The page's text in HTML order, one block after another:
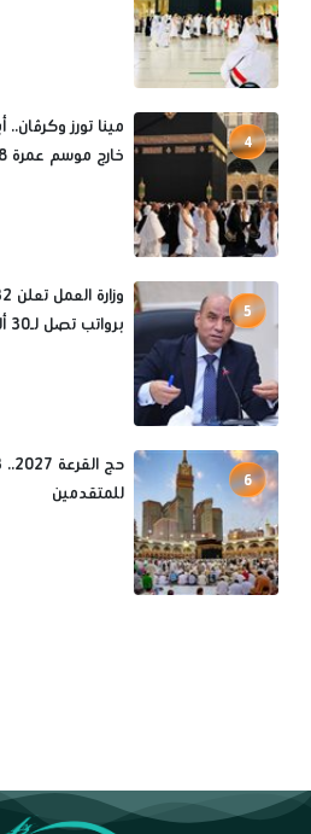
4
خارج موسم عمرة 1448ه‍
5
برواتب تصل لـ30 ألف جنيه
6
للمتقدمين